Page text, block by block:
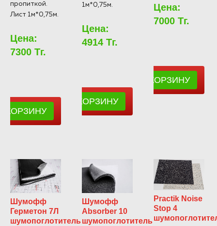
пропиткой.
Лист 1м*0,75м.
Цена:
7300 Тг.
1м*0,75м.
Цена:
4914 Тг.
Цена:
7000 Тг.
Шумофф
Герметон 7Л
шумопоглотитель
Шумофф
Absorber 10
шумопоглотитель
Practik Noise
Stop 4